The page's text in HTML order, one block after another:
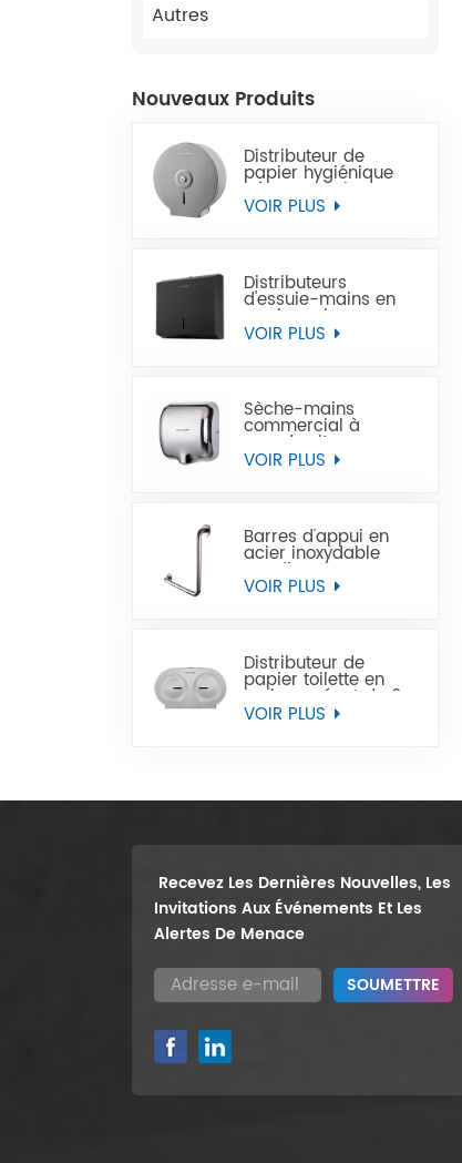
Autres
Nouveaux Produits
Distributeur de
papier hygiénique
géant en acier
inoxydable à
VOIR PLUS
Distributeurs
d'essuie-mains en
papier noir
commercial en acier
VOIR PLUS
Sèche-mains
commercial à
grande vitesse pour
les toilettes
VOIR PLUS
Barres d'appui en
acier inoxydable
Handicap pour
handicapés
VOIR PLUS
Distributeur de
papier toilette en
rouleau géant de 9
pouces, support
VOIR PLUS
Recevez Les Dernières Nouvelles, Les
Invitations Aux Événements Et Les
Alertes De Menace